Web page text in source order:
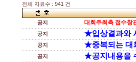
전체 자료수 : 941 건
공지 대회주최측 접수창
공지 ★입상결과와
공지 ★중복되는 대
공지 ★공지내용을